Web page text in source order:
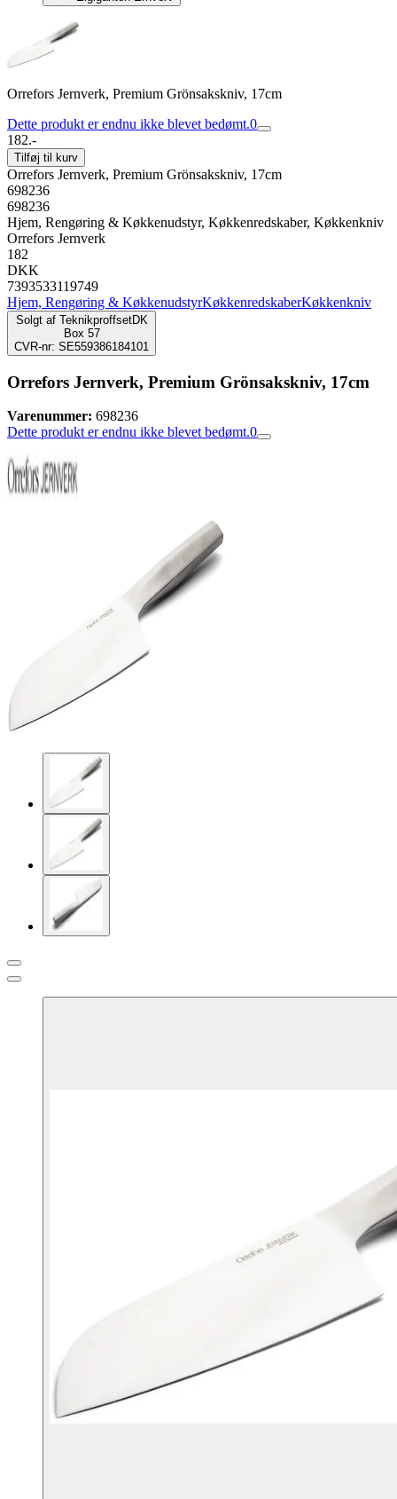
Orrefors Jernverk, Premium Grönsakskniv, 17cm
Dette produkt er endnu ikke blevet bedømt.0
182.-
Tilføj til kurv
Orrefors Jernverk, Premium Grönsakskniv, 17cm
698236
698236
Hjem, Rengøring & Køkkenudstyr, Køkkenredskaber, Køkkenkniv
Orrefors Jernverk
182
DKK
7393533119749
Hjem, Rengøring & KøkkenudstyrKøkkenredskaberKøkkenkniv
Solgt af TeknikproffsetDK
Box 57
CVR-nr: SE559386184101
Orrefors Jernverk, Premium Grönsakskniv, 17cm
Varenummer: 698236
Dette produkt er endnu ikke blevet bedømt.0